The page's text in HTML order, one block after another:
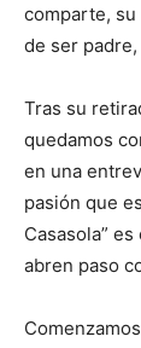
comparte, su
de ser
Tras su
quedamos
en una
pasión que
Casasola”
abren paso